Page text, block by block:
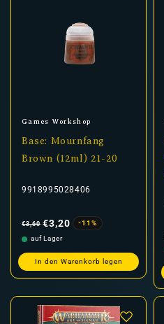
Anbieter:
Games Workshop
Base: Mournfang
Brown (12ml) 21-20
9918995028406
Preis
€3,60 €3,20
-11%
auf Lager
In den Warenkorb legen